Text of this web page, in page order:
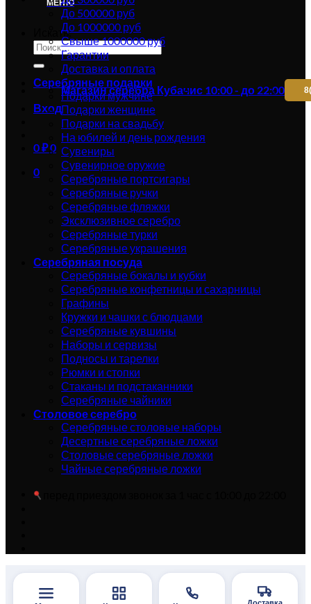
МЕНЮ
Искать:
Магазин серебра Кубачис 10:00 - до 22:00
Вход
0₽0
0
До 500000 руб
До 1000000 руб
Свыше 1000000 руб
Гарантии
Доставка и оплата
Серебряные подарки
Подарки мужчине
Подарки женщине
Подарки на свадьбу
На юбилей и день рождения
Сувениры
Сувенирное оружие
Серебряные портсигары
Серебряные ручки
Серебряные фляжки
Эксклюзивное серебро
Серебряные турки
Серебряные украшения
Серебряная посуда
Серебряные бокалы и кубки
Серебряные конфетницы и сахарницы
Графины
Кружки и чашки с блюдцами
Серебряные кувшины
Наборы и сервизы
Подносы и тарелки
Рюмки и стопки
Стаканы и подстаканники
Серебряные чайники
Столовое серебро
Серебряные столовые наборы
Десертные серебряные ложки
Столовые серебряные ложки
Чайные серебряные ложки